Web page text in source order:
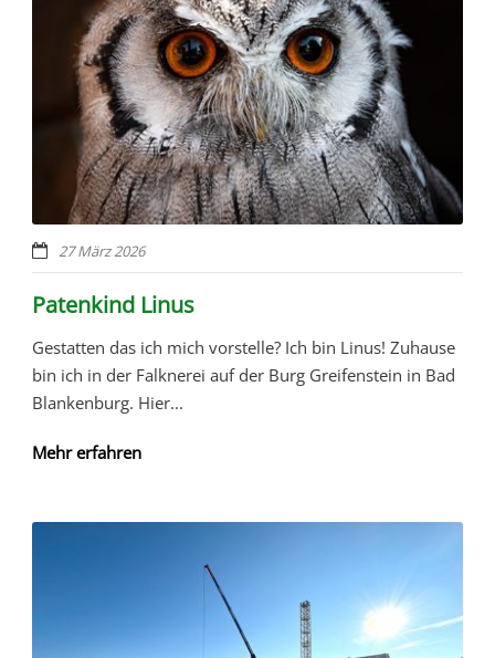
27 März 2026
Patenkind Linus
Gestatten das ich mich vorstelle? Ich bin Linus! Zuhause
bin ich in der Falknerei auf der Burg Greifenstein in Bad
Blankenburg. Hier...
Mehr erfahren